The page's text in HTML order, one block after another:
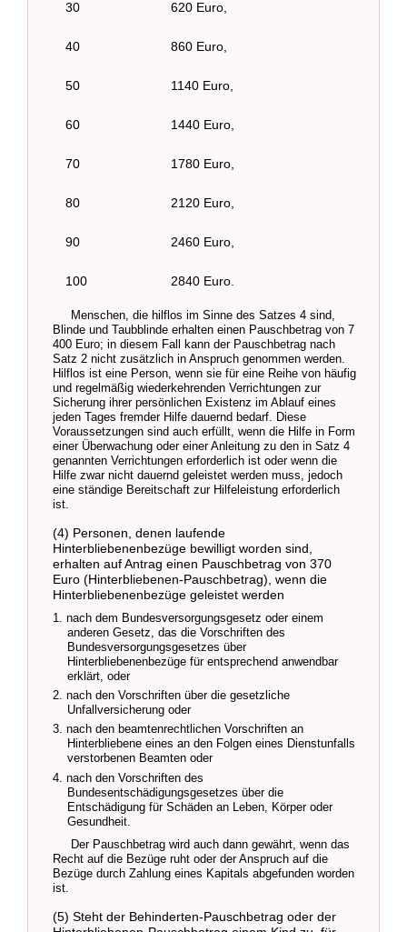
30 620 Euro,
40 860 Euro,
50 1140 Euro,
60 1440 Euro,
70 1780 Euro,
80 2120 Euro,
90 2460 Euro,
100 2840 Euro.
Menschen, die hilflos im Sinne des Satzes 4 sind,
Blinde und Taubblinde erhalten einen Pauschbetrag von 7
400 Euro; in diesem Fall kann der Pauschbetrag nach
Satz 2 nicht zusätzlich in Anspruch genommen werden.
Hilflos ist eine Person, wenn sie für eine Reihe von häufig
und regelmäßig wiederkehrenden Verrichtungen zur
Sicherung ihrer persönlichen Existenz im Ablauf eines
jeden Tages fremder Hilfe dauernd bedarf. Diese
Voraussetzungen sind auch erfüllt, wenn die Hilfe in Form
einer Überwachung oder einer Anleitung zu den in Satz 4
genannten Verrichtungen erforderlich ist oder wenn die
Hilfe zwar nicht dauernd geleistet werden muss, jedoch
eine ständige Bereitschaft zur Hilfeleistung erforderlich
ist.
(4) Personen, denen laufende
Hinterbliebenenbezüge bewilligt worden sind,
erhalten auf Antrag einen Pauschbetrag von 370
Euro (Hinterbliebenen-Pauschbetrag), wenn die
Hinterbliebenenbezüge geleistet werden
1. nach dem Bundesversorgungsgesetz oder einem
anderen Gesetz, das die Vorschriften des
Bundesversorgungsgesetzes über
Hinterbliebenenbezüge für entsprechend anwendbar
erklärt, oder
2. nach den Vorschriften über die gesetzliche
Unfallversicherung oder
3. nach den beamtenrechtlichen Vorschriften an
Hinterbliebene eines an den Folgen eines Dienstunfalls
verstorbenen Beamten oder
4. nach den Vorschriften des
Bundesentschädigungsgesetzes über die
Entschädigung für Schäden an Leben, Körper oder
Gesundheit.
Der Pauschbetrag wird auch dann gewährt, wenn das
Recht auf die Bezüge ruht oder der Anspruch auf die
Bezüge durch Zahlung eines Kapitals abgefunden worden
ist.
(5) Steht der Behinderten-Pauschbetrag oder der